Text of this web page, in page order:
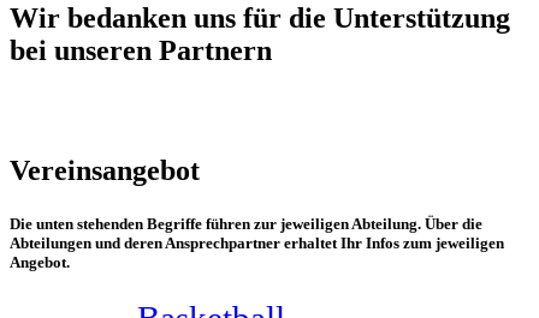
Wir bedanken uns für die Unterstützung
bei unseren Partnern
Vereinsangebot
Die unten stehenden Begriffe führen zur jeweiligen Abteilung. Über die
Abteilungen und deren Ansprechpartner erhaltet Ihr Infos zum jeweiligen
Angebot.